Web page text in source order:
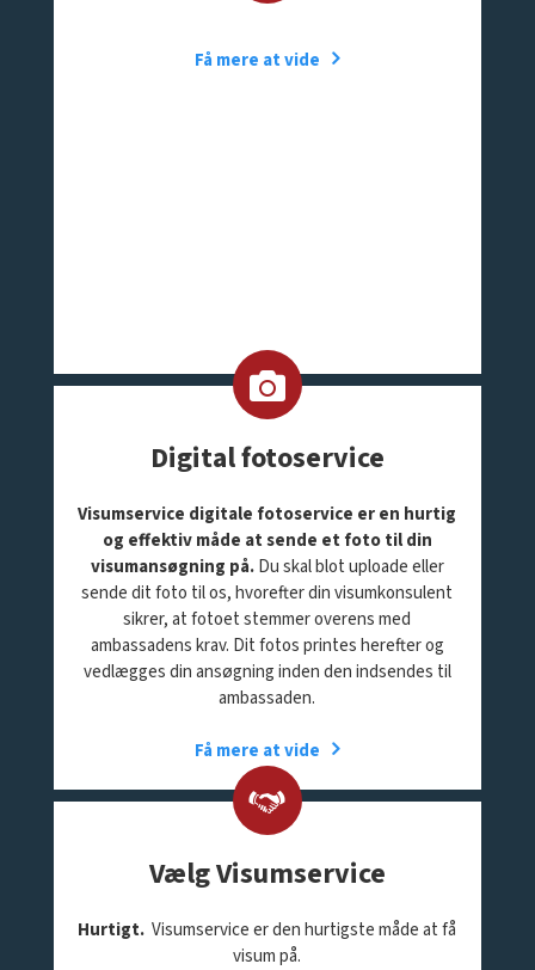
Få mere at vide
Digital fotoservice
Visumservice digitale fotoservice er en hurtig
og effektiv måde at sende et foto til din
visumansøgning på.Du skal blot uploade eller
sende dit foto til os, hvorefter din visumkonsulent
sikrer, at fotoet stemmer overens med
ambassadens krav. Dit fotos printes herefter og
vedlægges din ansøgning inden den indsendes til
ambassaden.
Få mere at vide
Vælg Visumservice
Hurtigt. Visumservice er den hurtigste måde at få
visum på.